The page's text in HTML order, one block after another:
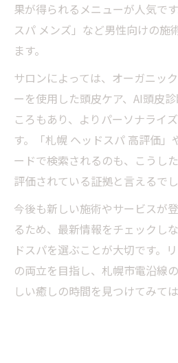
果が得られるメニューが人気で
スパ メンズ」など男性向けの施
ます。
サロンによっては、オーガニッ
ーを使用した頭皮ケア、AI頭皮
ころもあり、よりパーソナライ
す。「札幌 ヘッドスパ 高評価
ードで検索されるのも、こうし
評価されている証拠と言えるでし
今後も新しい施術やサービスが
るため、最新情報をチェックし
ドスパを選ぶことが大切です。
の両立を目指し、札幌市電沿線
しい癒しの時間を見つけてみて